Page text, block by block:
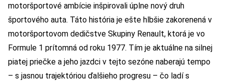
motoršportové ambície inšpirovali úplne nový druh
športového auta. Táto história je ešte hlbšie zakorenená v
motoršportovom dedičstve Skupiny Renault, ktorá je vo
Formule 1 prítomná od roku 1977. Tím je aktuálne na silnej
piatej priečke a jeho jazdci v tejto sezóne naberajú tempo
– s jasnou trajektóriou ďalšieho progresu – čo ladí s